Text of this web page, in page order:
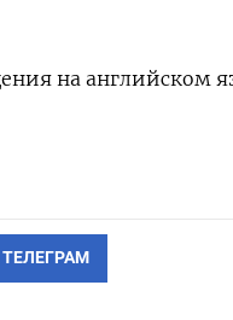
на английском